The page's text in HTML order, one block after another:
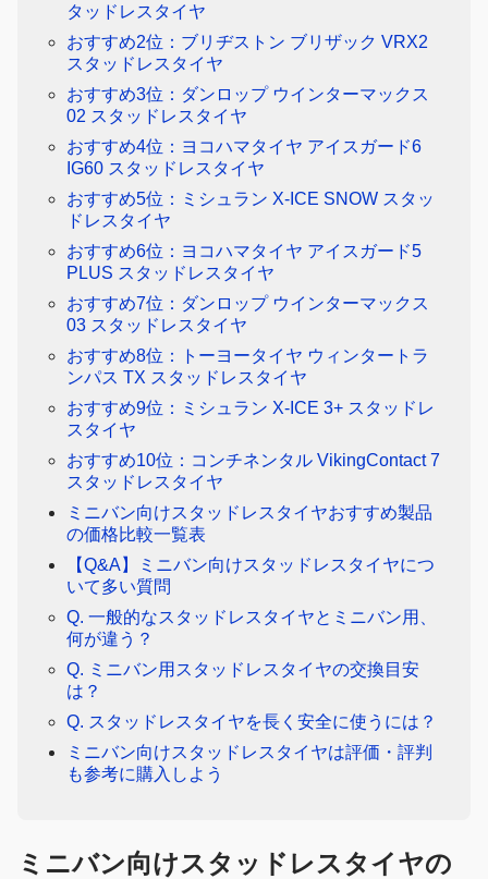
タッドレスタイヤ
おすすめ2位：ブリヂストン ブリザック VRX2
スタッドレスタイヤ
おすすめ3位：ダンロップ ウインターマックス
02 スタッドレスタイヤ
おすすめ4位：ヨコハマタイヤ アイスガード6
IG60 スタッドレスタイヤ
おすすめ5位：ミシュラン X-ICE SNOW スタッ
ドレスタイヤ
おすすめ6位：ヨコハマタイヤ アイスガード5
PLUS スタッドレスタイヤ
おすすめ7位：ダンロップ ウインターマックス
03 スタッドレスタイヤ
おすすめ8位：トーヨータイヤ ウィンタートラ
ンパス TX スタッドレスタイヤ
おすすめ9位：ミシュラン X-ICE 3+ スタッドレ
スタイヤ
おすすめ10位：コンチネンタル VikingContact 7
スタッドレスタイヤ
ミニバン向けスタッドレスタイヤおすすめ製品
の価格比較一覧表
【Q&A】ミニバン向けスタッドレスタイヤにつ
いて多い質問
Q. 一般的なスタッドレスタイヤとミニバン用、
何が違う？
Q. ミニバン用スタッドレスタイヤの交換目安
は？
Q. スタッドレスタイヤを長く安全に使うには？
ミニバン向けスタッドレスタイヤは評価・評判
も参考に購入しよう
ミニバン向けスタッドレスタイヤの